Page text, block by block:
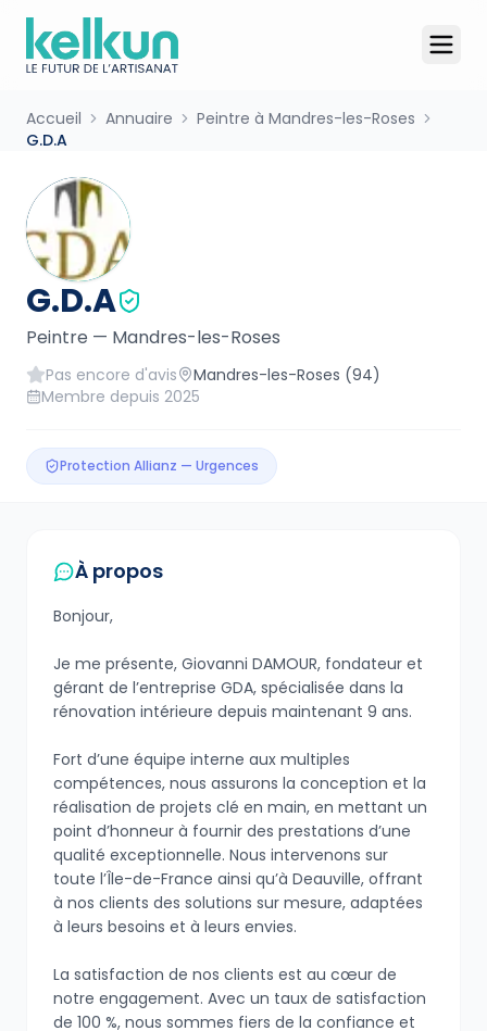
Accueil Annuaire
Peintre à Mandres-les-Roses
G.D.A
G.D.A
Peintre — Mandres-les-Roses
Pas encore d'avis Mandres-les-Roses (94)
Membre depuis 2025
Protection Allianz — Urgences
À propos
Bonjour,
Je me présente, Giovanni DAMOUR, fondateur et
gérant de l’entreprise GDA, spécialisée dans la
rénovation intérieure depuis maintenant 9 ans.
Fort d’une équipe interne aux multiples
compétences, nous assurons la conception et la
réalisation de projets clé en main, en mettant un
point d’honneur à fournir des prestations d’une
qualité exceptionnelle. Nous intervenons sur
toute l’Île-de-France ainsi qu’à Deauville, offrant
à nos clients des solutions sur mesure, adaptées
à leurs besoins et à leurs envies.
La satisfaction de nos clients est au cœur de
notre engagement. Avec un taux de satisfaction
de 100 %, nous sommes fiers de la confiance et